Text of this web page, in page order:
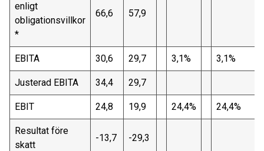
enligt
obligationsvillkor
*
66,6 57,9
EBITA 30,6 29,7 3,1% 3,1%
Justerad EBITA 34,4 29,7
EBIT 24,8 19,9 24,4% 24,4%
Resultat före
skatt
-13,7 -29,3